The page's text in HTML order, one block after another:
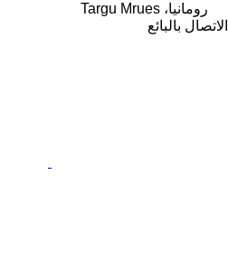
رومانيا، Targu Mrues
الاتصال بالبائع